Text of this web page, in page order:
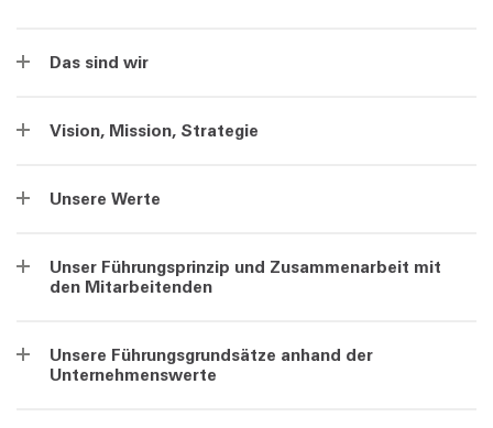
Das sind wir
Vision, Mission, Strategie
Unsere Werte
Unser Führungsprinzip und Zusammenarbeit mit
den Mitarbeitenden
Unsere Führungsgrundsätze anhand der
Unternehmenswerte